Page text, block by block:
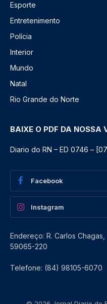
Esporte
Entretenimento
Polícia
Interior
Mundo
Natal
Rio Grande do Norte
BAIXE O PDF DA NOSSA
Diario do RN – ED 0746 –
Facebook
Instagram
Endereço: R. Carlos
59065-220
Telefone: (84) 98105-6070